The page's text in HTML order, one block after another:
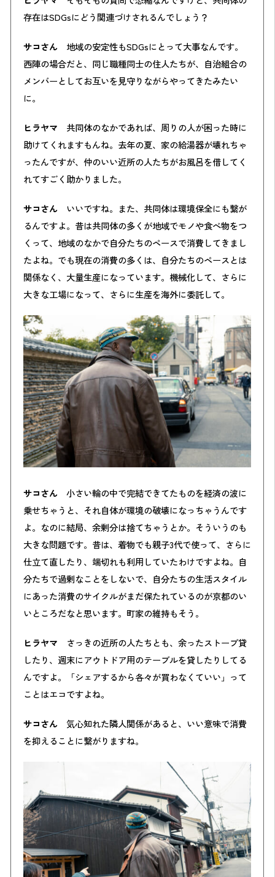
存在はSDGsにどう関連づけされるんでしょう？
サコさん 地域の安定性もSDGsにとって大事なんです。
西陣の場合だと、同じ職種同士の住人たちが、自治組合の
メンバーとしてお互いを見守りながらやってきたみたい
に。
ヒラヤマ 共同体のなかであれば、周りの人が困った時に
助けてくれますもんね。去年の夏、家の給湯器が壊れちゃ
ったんですが、仲のいい近所の人たちがお風呂を借してく
れてすごく助かりました。
サコさん いいですね。また、共同体は環境保全にも繋が
るんですよ。昔は共同体の多くが地域でモノや食べ物をつ
くって、地域のなかで自分たちのペースで消費してきまし
たよね。でも現在の消費の多くは、自分たちのペースとは
関係なく、大量生産になっています。機械化して、さらに
大きな工場になって、さらに生産を海外に委託して。
サコさん 小さい輪の中で完結できてたものを経済の波に
乗せちゃうと、それ自体が環境の破壊になっちゃうんです
よ。なのに結局、余剰分は捨てちゃうとか。そういうのも
大きな問題です。昔は、着物でも親子3代で使って、さらに
仕立て直したり、端切れも利用していたわけですよね。自
分たちで過剰なことをしないで、自分たちの生活スタイル
にあった消費のサイクルがまだ保たれているのが京都のい
いところだなと思います。町家の維持もそう。
ヒラヤマ さっきの近所の人たちとも、余ったストーブ貸
したり、週末にアウトドア用のテーブルを貸したりしてる
んですよ。「シェアするから各々が買わなくていい」って
ことはエコですよね。
サコさん 気心知れた隣人関係があると、いい意味で消費
を抑えることに繋がりますね。